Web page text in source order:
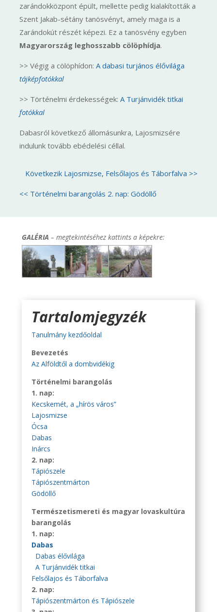
zarándokközpont épült, mellette pedig kialakították a
Szent Jakab-sétány tanösvényt, amely maga is a
Zarándokút részét képezi. Ez a tanösvény egyben
Magyarország leghosszabb cölöphídja.
>> Végig a cölöphídon: A dabasi turjános élővilága
tájképfotókkal
>> Történelmi érdekességek: A Turjánvidék titkai
fotókkal
Dabasról következő állomásunkra, Lajosmizsére
indulunk tovább ebédelési céllal.
Következik Lajosmizse, Felsőlajos és Táborfalva >>
<< Történelmi barangolás 2. nap: Gödöllő
GALÉRIA – megtekintéséhez kattints a képekre:
Tartalomjegyzék
Tanulmány kezdőoldal
Bevezetés
Az Alföldtől a dombvidékig
Történelmi barangolás
1. nap:
Kecskemét, a „hírös város”
Lajosmizse
Ócsa
Dabas
Inárcs
2. nap:
Tápiószele
Tápiószentmárton
Gödöllő
Természetismereti és magyar lovaskultúra
barangolás
1. nap:
Dabas
Dabas élővilága
A Turjánvidék titkai
Felsőlajos és Táborfalva
2. nap:
Tápiószentmárton és Tápiószele